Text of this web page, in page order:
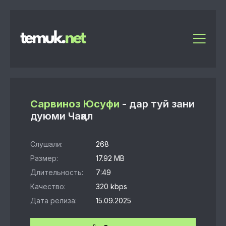
Сарвиноз Юсуфи - дар туй зани
дуюми Чақал
Слушали:
268
Размер:
17.92 MB
Длительность:
7:49
Качество:
320 kbps
Дата релиза:
15.09.2025